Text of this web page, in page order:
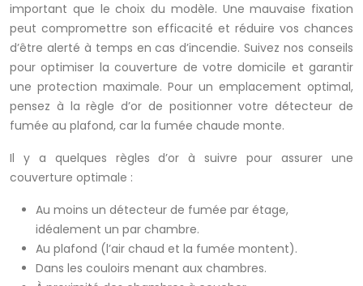
important que le choix du modèle. Une mauvaise fixation
peut compromettre son efficacité et réduire vos chances
d’être alerté à temps en cas d’incendie. Suivez nos conseils
pour optimiser la couverture de votre domicile et garantir
une protection maximale. Pour un emplacement optimal,
pensez à la règle d’or de positionner votre détecteur de
fumée au plafond, car la fumée chaude monte.
Il y a quelques règles d’or à suivre pour assurer une
couverture optimale :
Au moins un détecteur de fumée par étage,
idéalement un par chambre.
Au plafond (l’air chaud et la fumée montent).
Dans les couloirs menant aux chambres.